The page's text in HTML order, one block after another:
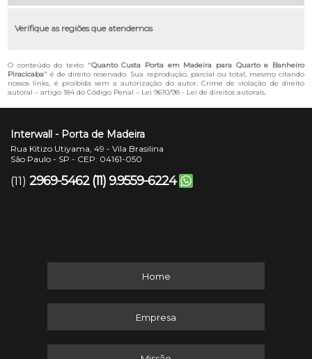
Verifique as regiões que atendemos
O conteúdo do texto "Quanto Custa Porta em Madeira para Quarto e Banheiro
Piracicaba" é de direito reservado. Sua reprodução, parcial ou total, mesmo citando
nossos links, é proibida sem a autorização do autor. Crime de violação de direito
autoral – artigo 184 do Código Penal – Lei 9610/98 - Lei de direitos autorais.
Interwall - Porta de Madeira
Rua Kitizo Utiyama, 49 - Vila Brasilina
São Paulo - SP - CEP: 04161-050
(11) 2969-5462 (11) 9.9559-6224
Home
Empresa